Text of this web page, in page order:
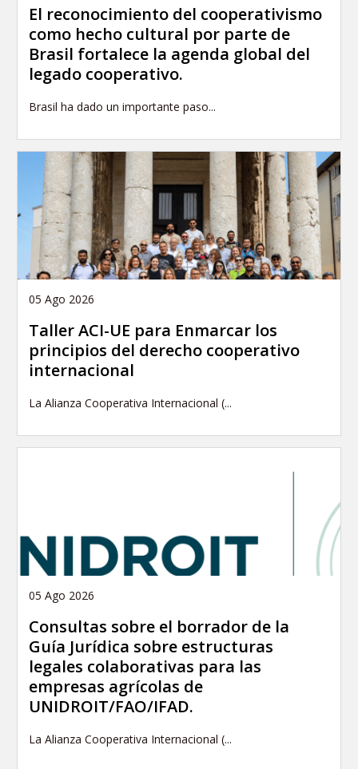
El reconocimiento del cooperativismo
como hecho cultural por parte de
Brasil fortalece la agenda global del
legado cooperativo.
Brasil ha dado un importante paso...
05 Ago 2026
Taller ACI-UE para Enmarcar los
principios del derecho cooperativo
internacional
La Alianza Cooperativa Internacional (...
05 Ago 2026
Consultas sobre el borrador de la
Guía Jurídica sobre estructuras
legales colaborativas para las
empresas agrícolas de
UNIDROIT/FAO/IFAD.
La Alianza Cooperativa Internacional (...